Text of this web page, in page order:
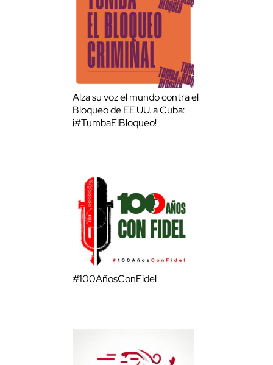
Alza su voz el mundo contra el
Bloqueo de EE.UU. a Cuba:
¡#TumbaElBloqueo!
#100AñosConFidel